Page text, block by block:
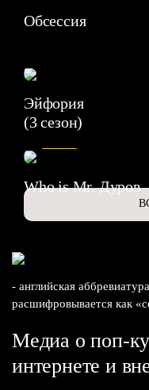
Обсессия
Эйфория
(3 сезон)
Who is Mr. Дуров
- английская
расшифровывается как
Медиа о поп-
интернете и